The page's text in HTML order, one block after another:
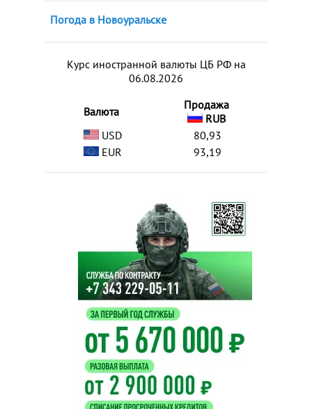
Погода в Новоуральске
Курс иностранной валюты ЦБ РФ на
06.08.2026
Валюта
Продажа
RUB
USD
80,93
EUR
93,19